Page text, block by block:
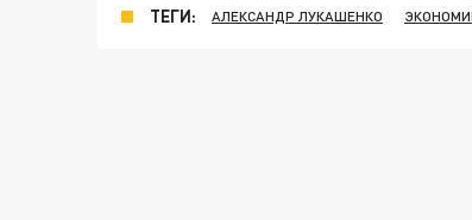
ТЕГИ: АЛЕКСАНДР ЛУКАШЕНКО